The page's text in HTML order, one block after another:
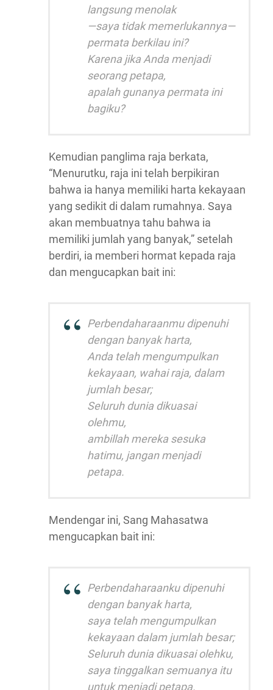
langsung menolak
—saya tidak memerlukannya—
permata berkilau ini?
Karena jika Anda menjadi
seorang petapa,
apalah gunanya permata ini
bagiku?
Kemudian panglima raja berkata,
“Menurutku, raja ini telah berpikiran
bahwa ia hanya memiliki harta kekayaan
yang sedikit di dalam rumahnya. Saya
akan membuatnya tahu bahwa ia
memiliki jumlah yang banyak,” setelah
berdiri, ia memberi hormat kepada raja
dan mengucapkan bait ini:
Perbendaharaanmu dipenuhi
dengan banyak harta,
Anda telah mengumpulkan
kekayaan, wahai raja, dalam
jumlah besar;
Seluruh dunia dikuasai
olehmu,
ambillah mereka sesuka
hatimu, jangan menjadi
petapa.
Mendengar ini, Sang Mahasatwa
mengucapkan bait ini:
Perbendaharaanku dipenuhi
dengan banyak harta,
saya telah mengumpulkan
kekayaan dalam jumlah besar;
Seluruh dunia dikuasai olehku,
saya tinggalkan semuanya itu
untuk menjadi petapa.